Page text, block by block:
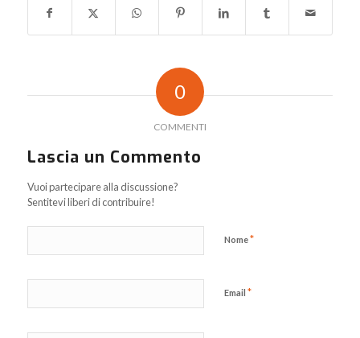
0
COMMENTI
Lascia un Commento
Vuoi partecipare alla discussione?
Sentitevi liberi di contribuire!
Nome*
Email *